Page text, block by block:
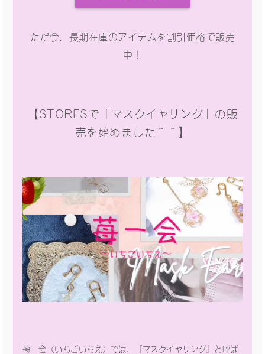
ただ今、長期在庫のアイテムを割引価格で販売
中！
【STORESで「マスクイヤリング」の販
売を始めました＾＾】
苺一会（いちごいちえ）では、『マスクイヤリング』と呼ば